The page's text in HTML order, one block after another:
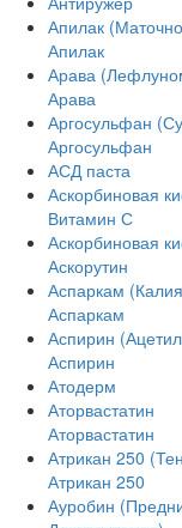
Апилак
Апилак
Арава
Арава
Аргосульфан
Аргосульфан
АСД паста
Аскорбиновая
Витамин С
Аскорбиновая
Аскорутин
Аспаркам
Аспаркам
Аспирин
Аспирин
Атодерм
Аторвастатин
Аторвастатин
Атрикан 250
Атрикан 250
Ауробин